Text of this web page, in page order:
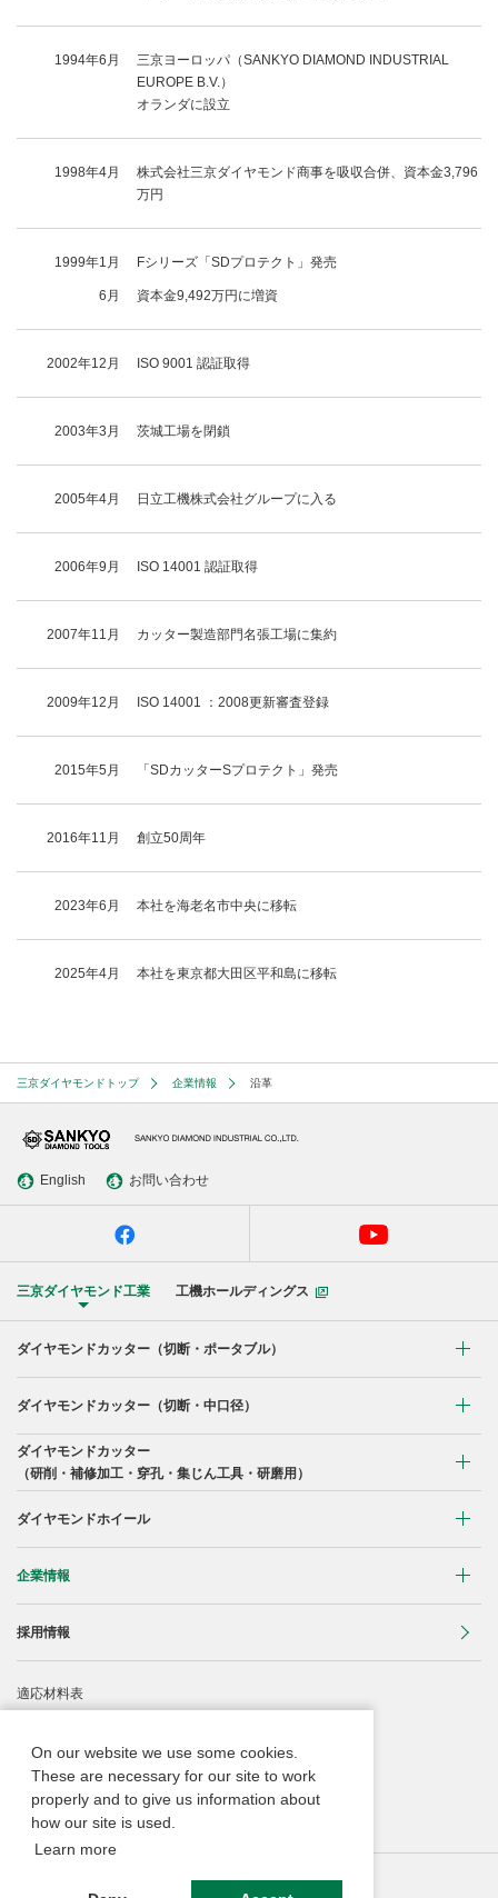
1994年6月
三京ヨーロッパ（SANKYO DIAMOND INDUSTRIAL
EUROPE B.V.）
オランダに設立
1998年4月
株式会社三京ダイヤモンド商事を吸収合併、資本金3,796
万円
1999年1月 Fシリーズ「SDプロテクト」発売
6月 資本金9,492万円に増資
2002年12月 ISO 9001 認証取得
2003年3月 茨城工場を閉鎖
2005年4月 日立工機株式会社グループに入る
2006年9月 ISO 14001 認証取得
2007年11月 カッター製造部門名張工場に集約
2009年12月 ISO 14001 ：2008更新審査登録
2015年5月 「SDカッターSプロテクト」発売
2016年11月 創立50周年
2023年6月 本社を海老名市中央に移転
2025年4月 本社を東京都大田区平和島に移転
三京ダイヤモンドトップ 企業情報 沿革
English お問い合わせ
三京ダイヤモンド工業 工機ホールディングス
ダイヤモンドカッター （切断・ポータブル）
コンクリート・ブロック切断用
曲線切断用
ブロック切断用
石材切断用
タイル切断用
鋳鉄管切断用
塩ビパイプ切断用
ダイヤモンドカッター （切断・中口径）
コンクリート・ブロック切断用
鋳鉄管切断用
アスファルト切断用
レスキュー災害救助用
ダイヤモンドカッター
（研削・補修加工・穿孔・集じん工具・研磨用）
研削用
穿孔
集じん工具
研磨用
ダイヤモンドホイール
レジンボンド製品
メタルボンド製品
電着・溶着製品
その他ドレッサー・一般砥石
企業情報
会社概要
沿革
事業所
採用情報
適応材料表
安全にご使用頂くために
ダイヤモンドカッターの豆知識
個人情報保護ポリシー
On our website we use some cookies.
These are necessary for our site to work
properly and to give us information about
how our site is used.
Learn more